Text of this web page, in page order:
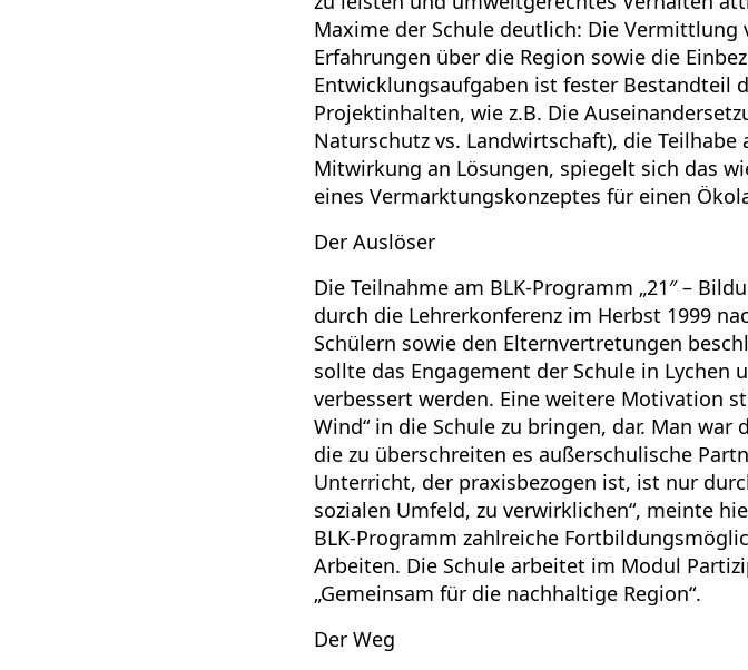
Maxime der Schule deutlich: Die Vermittlung
Erfahrungen über die Region sowie die
Entwicklungsaufgaben ist fester Bestandteil
Projektinhalten, wie z.B. Die
Naturschutz vs. Landwirtschaft), die
Mitwirkung an Lösungen, spiegelt sich das
eines Vermarktungskonzeptes für einen
Der Auslöser
Die Teilnahme am BLK-Programm „21″ –
durch die Lehrerkonferenz im Herbst 1999
Schülern sowie den Elternvertretungen
sollte das Engagement der Schule in
verbessert werden. Eine weitere Motivation
Wind“ in die Schule zu bringen, dar. Man
die zu überschreiten es außerschulische
Unterricht, der praxisbezogen ist, ist nur
sozialen Umfeld, zu verwirklichen“, meinte
BLK-Programm zahlreiche
Arbeiten. Die Schule arbeitet im Modul
„Gemeinsam für die nachhaltige Region“.
Der Weg